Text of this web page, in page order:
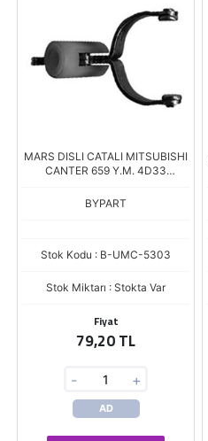
MARS DISLI CATALI MITSUBISHI
CANTER 659 Y.M. 4D33
BYPART
Stok Kodu : B-UMC-5303
Stok Miktarı : Stokta Var
Fiyat
79,20 TL
- +
AD